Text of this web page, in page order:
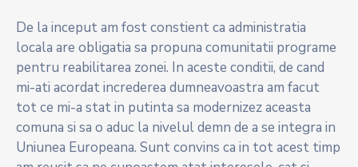
De la inceput am fost constient ca administratia
locala are obligatia sa propuna comunitatii programe
pentru reabilitarea zonei. In aceste conditii, de cand
mi-ati acordat increderea dumneavoastra am facut
tot ce mi-a stat in putinta sa modernizez aceasta
comuna si sa o aduc la nivelul demn de a se integra in
Uniunea Europeana. Sunt convins ca in tot acest timp